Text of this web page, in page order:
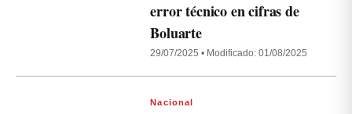
error técnico en cifras de
Boluarte
29/07/2025 • Modificado: 01/08/2025
Nacional